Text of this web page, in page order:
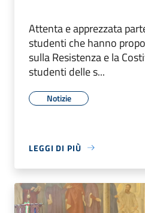
Attenta e apprezzata
studenti che hanno
sulla Resistenza e la
studenti delle s...
Notizie
LEGGI DI PIÙ